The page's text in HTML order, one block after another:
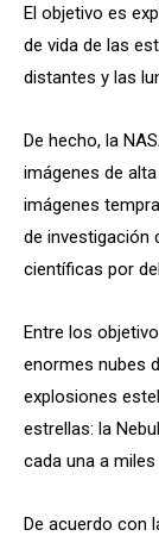
El objetivo es
de vida de las
distantes y las
De hecho, la
imágenes de
imágenes
de investigación
científicas por
Entre los
enormes nubes
explosiones
estrellas: la
cada una a
De acuerdo con